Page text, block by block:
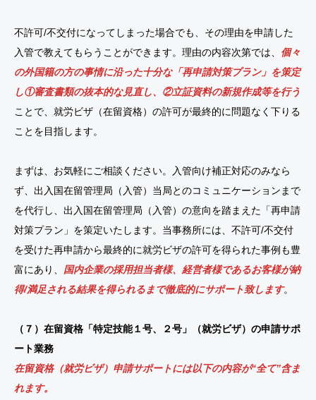
不許可/不交付になってしまった場合でも、その理由を申請した
入管で教えてもらうことができます。理由の内容次第では、 個々
の外国籍の方の事情に沿った十分な「再申請対策プラン」を策定
し①審査書類の抜本的な見直し、②立証資料の新規作成等を行う
ことで、就労ビザ（在留資格）の許可が最終的に問題なく下りる
ことを目指します。
まずは、お気軽にご相談ください。入管向け補正対応のみなら
ず、出入国在留管理局（入管）当局とのコミュニケーションまで
を代行し、出入国在留管理局（入管）の意向を踏まえた「再申請
対策プラン」を策定いたします。当事務所には、不許可/不交付
を受けた再申請から最終的に就労ビザの許可を得られた事例も豊
富にあり、 国内企業の採用担当者様、経営者様であるお客様が納
得/満足される結果を得られるまで徹底的にサポート致します。
（７）在留資格「特定技能１号、２号」（就労ビザ）の申請サポ
ート業務
在留資格（就労ビザ）申請サポートには以下の内容が“全て”含ま
れます。